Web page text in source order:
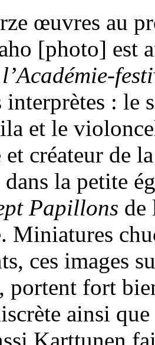
œuvres au
[photo] est
l’Académie-
: le
et le
créateur de
la petite
Papillons de
Miniatures
ces images
portent fort
ainsi